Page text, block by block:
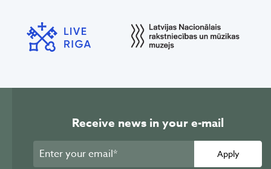
Receive news in your e-mail
Apply